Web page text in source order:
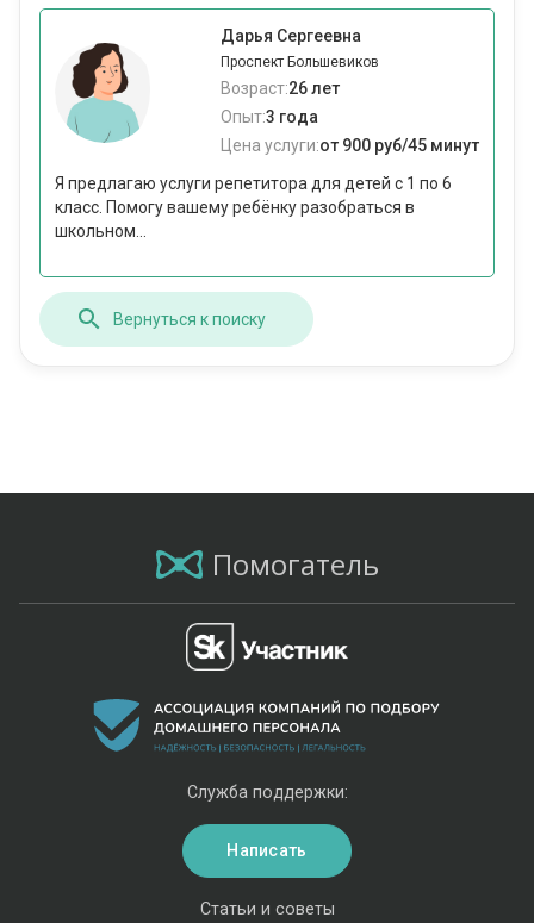
Дарья Сергеевна
Проспект Большевиков
Возраст:26 лет
Опыт:3 года
Цена услуги:от 900 руб/45 минут
Я предлагаю услуги репетитора для детей с 1 по 6
класс. Помогу вашему ребёнку разобраться в
школьном...
Вернуться к поиску
Помогатель
Статьи и советы
Служба поддержки:
Написать